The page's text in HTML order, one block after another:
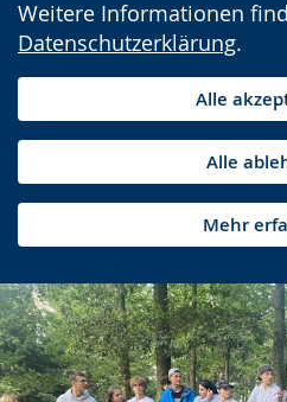
Weitere Informationen
Datenschutzerklärung.
Alle
Alle
Mehr